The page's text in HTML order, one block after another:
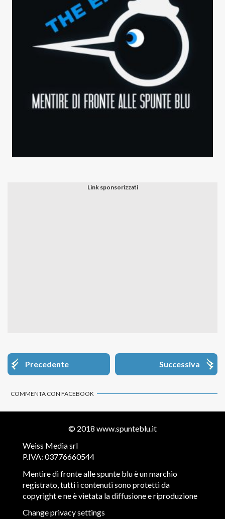
Precedente Successiva
COMMENTA CON FACEBOOK
© 2018 www.spunteblu.it
Weiss Media srl
P.IVA: 03776660544
Mentire di fronte alle spunte blu è un marchio
registrato, tutti i contenuti sono protetti da
copyright e ne è vietata la diffusione e riproduzione
Change privacy settings